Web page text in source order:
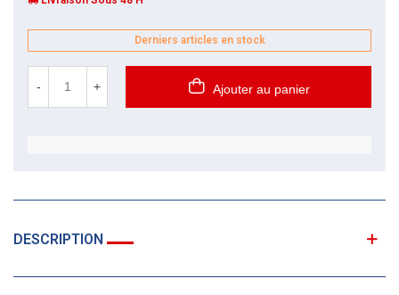
Derniers articles en stock
- + Ajouter au panier
DESCRIPTION